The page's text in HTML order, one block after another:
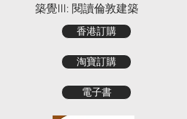
築覺III: 閱讀倫敦建築
香港訂購
淘寶訂購
電子書